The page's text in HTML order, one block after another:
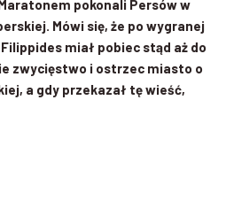
pokonali Persów w
Mówi się, że po wygranej
miał pobiec stąd aż do
zwycięstwo i ostrzec miasto o
a gdy przekazał tę wieść,